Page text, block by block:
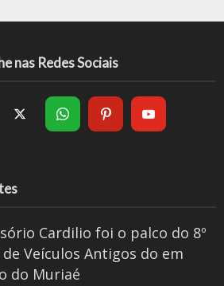
nas Redes Sociais
Cardilio foi o palco do 8º
Veículos Antigos do em
do Muriaé